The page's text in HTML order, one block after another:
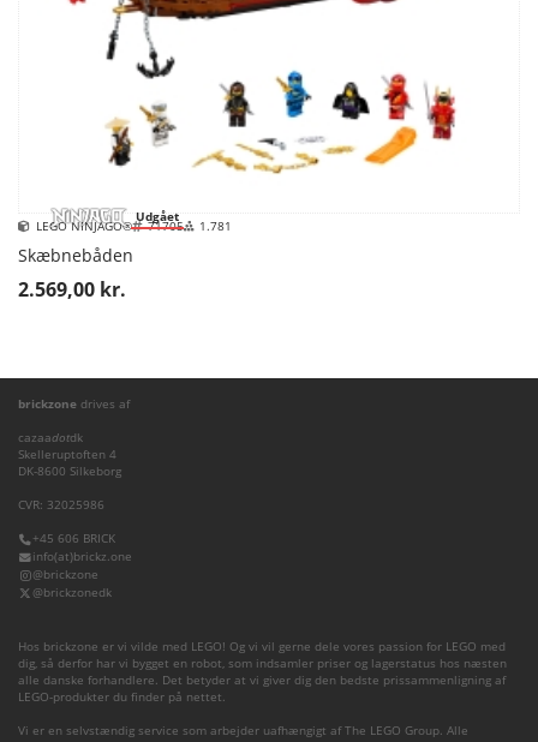
Udgået
LEGO NINJAGO® 71705 1.781
Skæbnebåden
2.569,00 kr.
brickzone drives af
cazaadotdk
Skelleruptoften 4
DK-8600 Silkeborg
CVR: 32025986
+45 606 BRICK
info(at)brickz.one
@brickzone
@brickzonedk
Hos brickzone er vi vilde med LEGO! Og vi vil gerne dele vores passion for LEGO med
dig, så derfor har vi bygget en robot, som indsamler priser og lagerstatus hos næsten
alle danske forhandlere. Det betyder at vi giver dig den bedste prissammenligning af
LEGO-produkter du finder på nettet.
Vi er en selvstændig service som arbejder uafhængigt af The LEGO Group. Alle